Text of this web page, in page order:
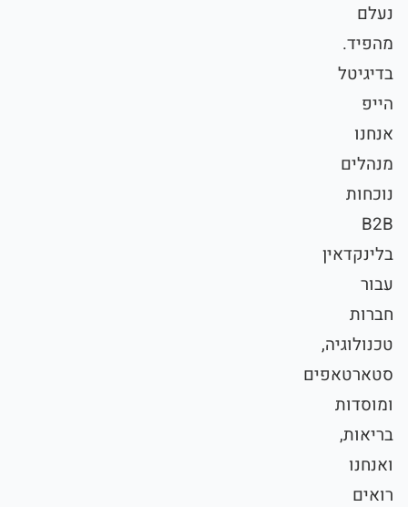
נעלם
מהפיד.
בדיגיטל
הייפ
אנחנו
מנהלים
נוכחות
B2B
בלינקדאין
עבור
חברות
טכנולוגיה,
סטארטאפים
ומוסדות
בריאות,
ואנחנו
רואים